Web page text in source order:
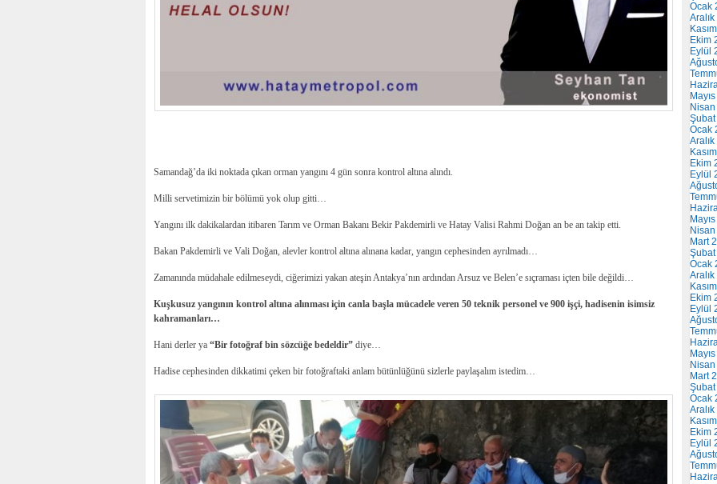
Samandağ’da iki noktada çıkan orman yangını 4 gün sonra kontrol altına alındı.
Milli servetimizin bir bölümü yok olup gitti…
Yangını ilk dakikalardan itibaren Tarım ve Orman Bakanı Bekir Pakdemirli ve Hatay Valisi Rahmi Doğan an be an takip etti.
Bakan Pakdemirli ve Vali Doğan, alevler kontrol altına alınana kadar, yangın cephesinden ayrılmadı…
Zamanında müdahale edilmeseydi, ciğerimizi yakan ateşin Antakya’nın ardından Arsuz ve Belen’e sıçraması içten bile değildi…
Kuşkusuz yangının kontrol altına alınması için canla başla mücadele veren 50 teknik personel ve 900 işçi, hadisenin isimsiz
kahramanları…
Hani derler ya “Bir fotoğraf bin sözcüğe bedeldir” diye…
Hadise cephesinden dikkatimi çeken bir fotoğraftaki anlam bütünlüğünü sizlerle paylaşalım istedim…
Ocak
Ekim
Eylül
Ocak
Ekim
Eylül
Mart
Ocak
Ekim
Eylül
Mart
Ocak
Ekim
Eylül